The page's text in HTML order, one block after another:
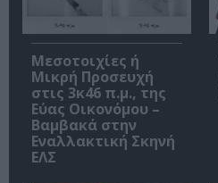
Μεσοτοιχίες ή
Μικρή Προσευχή
στις 3κ46 π.μ., της
Εύας Οικονόμου –
Βαμβακά στην
Εναλλακτική Σκηνή
ΕΛΣ